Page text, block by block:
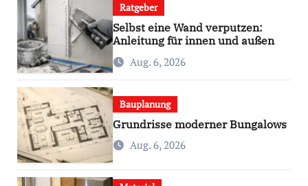
Ratgeber
Selbst eine Wand verputzen:
Anleitung für innen und außen
Aug. 6, 2026
Bauplanung
Grundrisse moderner Bungalows
Aug. 6, 2026